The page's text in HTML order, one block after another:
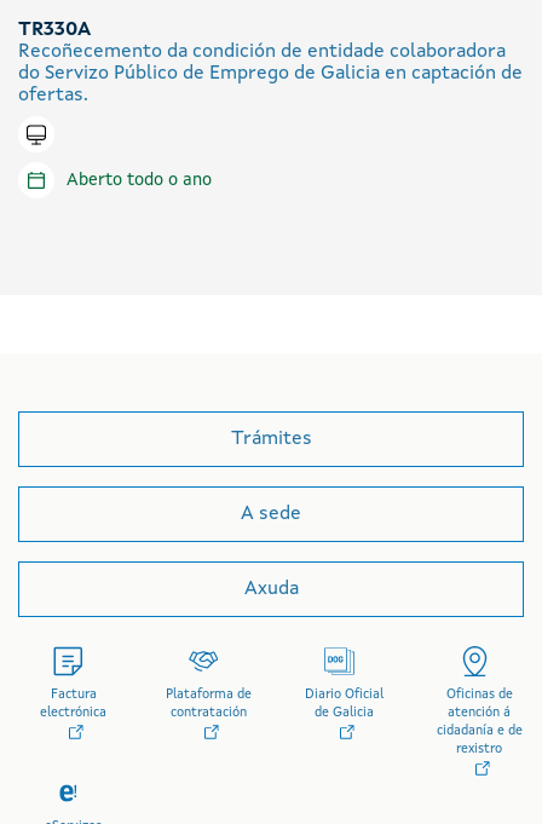
TR330A
Recoñecemento da condición de entidade colaboradora
do Servizo Público de Emprego de Galicia en captación de
ofertas.
Tramitar en liña
Aberto todo o ano
Trámites
A sede
Axuda
Factura
electrónica
Plataforma de
contratación
Diario Oficial
de Galicia
Oficinas de
atención á
cidadanía e de
rexistro